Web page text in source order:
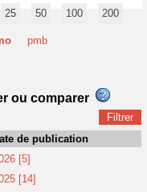
25 50 100 200
pmb
ou comparer
de publication
[5]
[14]